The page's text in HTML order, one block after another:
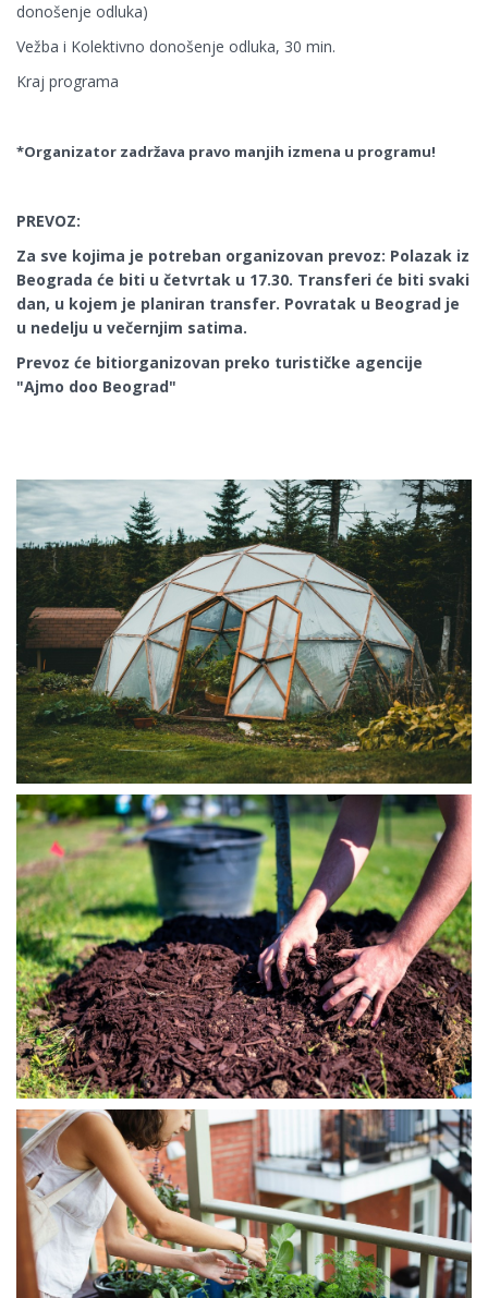
donošenje odluka)
Vežba i Kolektivno donošenje odluka, 30 min.
Kraj programa
*Organizator zadržava pravo manjih izmena u programu!
PREVOZ:
Za sve kojima je potreban organizovan prevoz: Polazak iz
Beograda će biti u četvrtak u 17.30. Transferi će biti svaki
dan, u kojem je planiran transfer. Povratak u Beograd je
u nedelju u večernjim satima.
Prevoz će bitiorganizovan preko turističke agencije
"Ajmo doo Beograd"